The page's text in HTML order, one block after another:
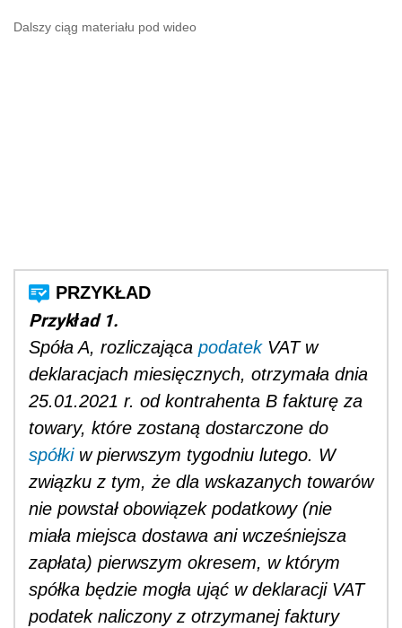
Dalszy ciąg materiału pod wideo
Przykład 1.
Spóła A, rozliczająca podatekVAT w
deklaracjach miesięcznych, otrzymała dnia
25.01.2021 r. od kontrahenta B fakturę za
towary, które zostaną dostarczone do
spółkiw pierwszym tygodniu lutego. W
związku z tym, że dla wskazanych towarów
nie powstał obowiązek podatkowy (nie
miała miejsca dostawa ani wcześniejsza
zapłata) pierwszym okresem, w którym
spółka będzie mogła ująć w deklaracji VAT
podatek naliczony z otrzymanej faktury